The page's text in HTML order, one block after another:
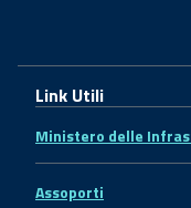
Link Utili
Ministero delle
Assoporti